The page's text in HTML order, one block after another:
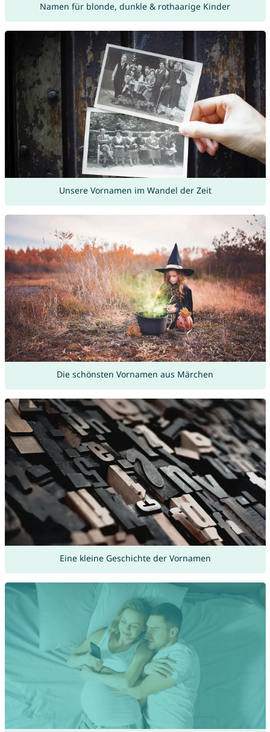
Namen für blonde, dunkle & rothaarige Kinder
Unsere Vornamen im Wandel der Zeit
Die schönsten Vornamen aus Märchen
Eine kleine Geschichte der Vornamen